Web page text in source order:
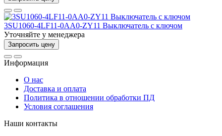
3SU1060-4LF11-0AA0-ZY11 Выключатель с ключом
Уточняйте у менеджера
Запросить цену
Информация
О нас
Доставка и оплата
Политика в отношении обработки ПД
Условия соглашения
Наши контакты